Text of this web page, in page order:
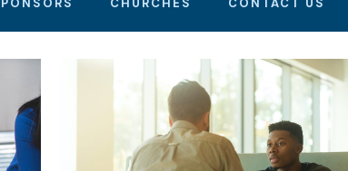
CHURCHES CONTACT US